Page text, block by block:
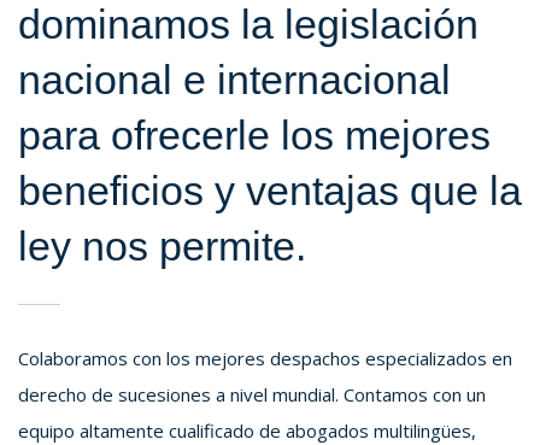
dominamos la legislación
nacional e internacional
para ofrecerle los mejores
beneficios y ventajas que la
ley nos permite.
Colaboramos con los mejores despachos especializados en
derecho de sucesiones a nivel mundial. Contamos con un
equipo altamente cualificado de abogados multilingües,